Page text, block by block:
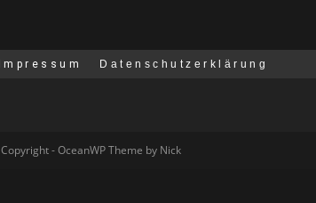
Impressum Datenschutzerklärung
Copyright - OceanWP Theme by Nick